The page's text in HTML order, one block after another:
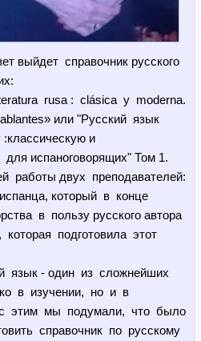
выйдет справочник русского
rusa : clásica y moderna.
или "Русский язык
:классическую и
испаноговорящих" Том 1.
работы двух преподавателей:
который в конце
в пользу русского автора
подготовила этот
язык - один из сложнейших
в изучении, но и в
этим мы подумали, что было
справочник по русскому